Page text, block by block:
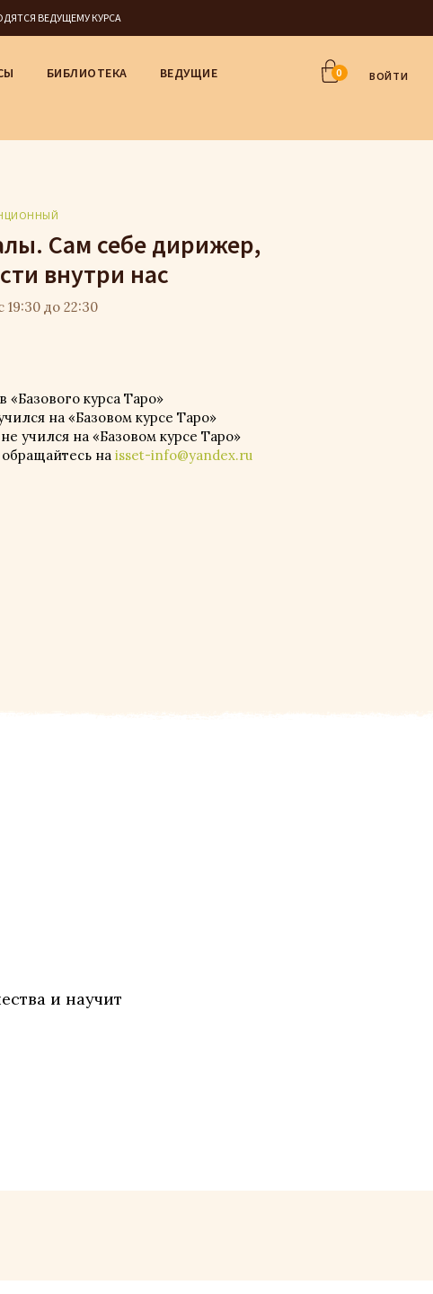
ВЕДУЩЕМУ КУРСА
0 ВОЙТИ
БИБЛИОТЕКА
ВЕДУЩИЕ
Сам себе дирижер,
внутри нас
19:30 до 22:30
«Базового курса Таро»
на «Базовом курсе Таро»
учился на «Базовом курсе Таро»
на isset-info@yandex.ru
и научит